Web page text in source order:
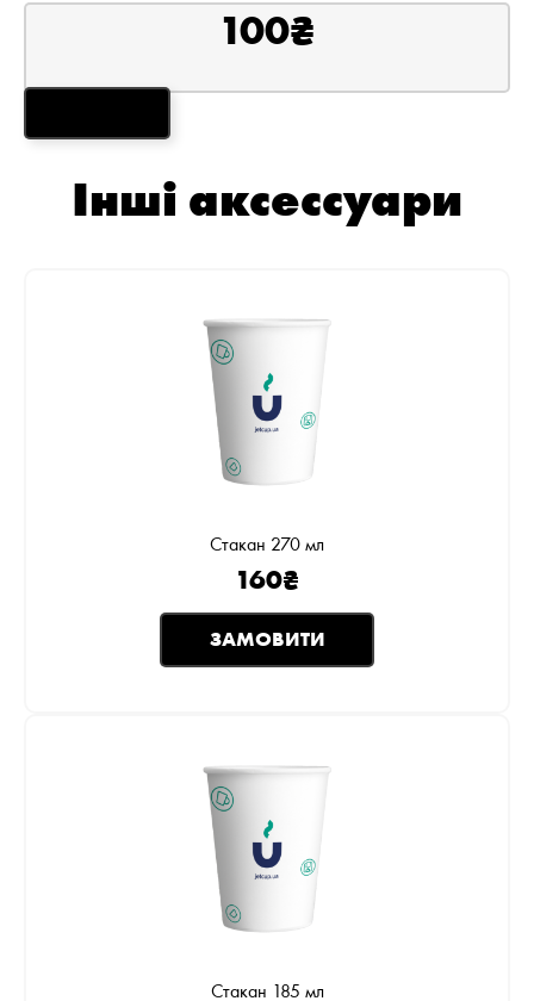
100₴
Інші аксессуари
Стакан 270 мл
160₴
ЗАМОВИТИ
Стакан 185 мл